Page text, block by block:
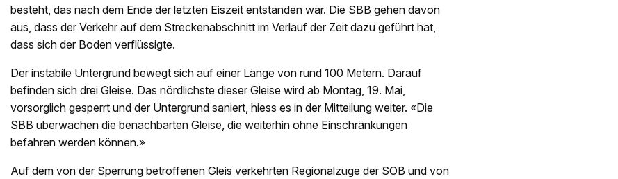
besteht, das nach dem Ende der letzten Eiszeit entstanden war. Die SBB gehen davon
aus, dass der Verkehr auf dem Streckenabschnitt im Verlauf der Zeit dazu geführt hat,
dass sich der Boden verflüssigte.
Der instabile Untergrund bewegt sich auf einer Länge von rund 100 Metern. Darauf
befinden sich drei Gleise. Das nördlichste dieser Gleise wird ab Montag, 19. Mai,
vorsorglich gesperrt und der Untergrund saniert, hiess es in der Mitteilung weiter. «Die
SBB überwachen die benachbarten Gleise, die weiterhin ohne Einschränkungen
befahren werden können.»
Auf dem von der Sperrung betroffenen Gleis verkehrten Regionalzüge der SOB und von